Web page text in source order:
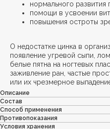
нормального
помощи в усвоении
повышения остроты
О недостатке цинка в
появление угревой сыпи,
белые пятна на ногтевых
заживление ран, частые
или их чрезмерное
Описание
Состав
Способ применения
Противопоказания
Условия хранения